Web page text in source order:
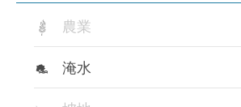
農業
淹水